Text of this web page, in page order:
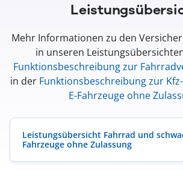
Mehr Informationen zu den
in unseren
Funktionsbeschreibung zur
in der Funktionsbeschreibung zur
E-Fahrzeuge ohne
Leistungsübersicht Fahrrad und
Fahrzeuge ohne Zulassung
(öffnet in neuem Fenster)